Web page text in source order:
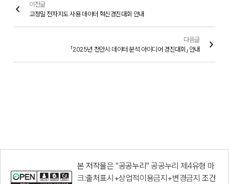
이전글
고정밀 전자지도 사용 데이터 혁신경진대회 안내
다음글
「2025년 천안시 데이터 분석 아이디어 경진대회」 안내
본 저작물은 "공공누리"공공누리 제4유형 마
크:출처표시+상업적이용금지+변경금지 조건